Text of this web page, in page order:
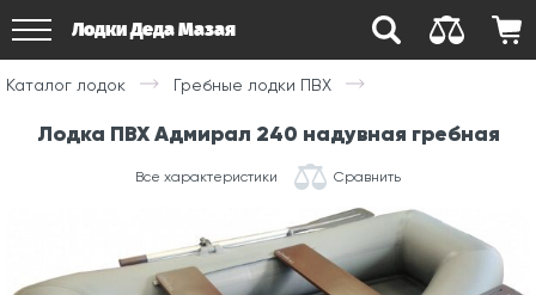
Лодки Деда Мазая
Каталог лодок Гребные лодки ПВХ
Лодка ПВХ Адмирал 240 надувная гребная
Все характеристики Сравнить